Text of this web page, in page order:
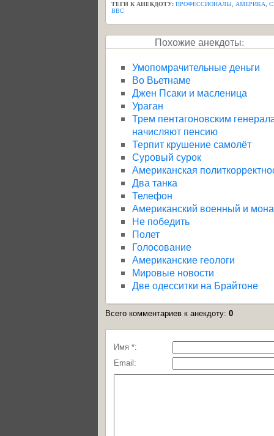
ТЕГИ К АНЕКДОТУ: ПРОФЕССИОНАЛЫ АМЕРИКА
ВВС
Похожие анекдоты:
Умопомрачительные деньги
Во Вьетнаме
Джен Псаки и масленица
Ураган
Трем пентагоновским
начисляют пенсию
Терпит крушение самолёт
Суровый сурок
Американская
Два танка
Телефон
Американский военный и
Не победить
Полет
Голосование
Американские геологи
Мировые новости
Две одесситки на Брайтоне
Всего комментариев к анекдоту: 0
Имя *:
Email: